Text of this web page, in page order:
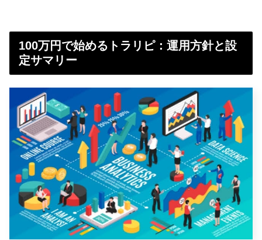
100万円で始めるトラリピ：運用方針と設
定サマリー